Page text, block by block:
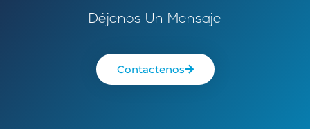
Déjenos Un Mensaje
Contactenos